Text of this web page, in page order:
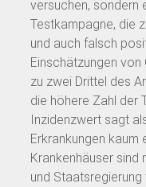
versuchen, sondern
Testkampagne, die
und auch falsch
Einschätzungen
zu zwei Drittel des
die höhere Zahl der
Inzidenzwert sagt
Erkrankungen kaum
Krankenhäuser sind
und Staatsregierung